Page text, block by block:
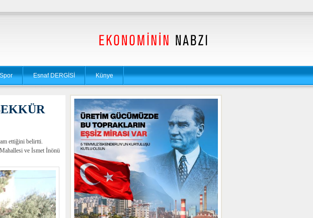
Spor Esnaf DERGİSİ Künye
ettiğini belirtti.
ve İsmet İnönü